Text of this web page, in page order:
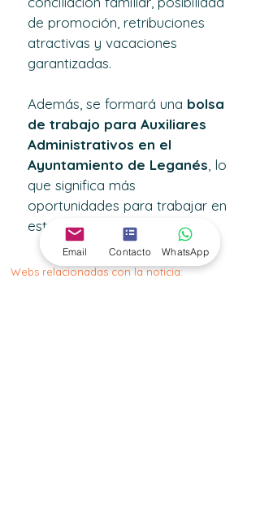
de promoción, retribuciones
atractivas y vacaciones
garantizadas.
Además, se formará una bolsa
de trabajo para Auxiliares
Administrativos en el
Ayuntamiento de Leganés , lo
que significa más
oportunidades para trabajar en
esta institución.
Webs relacionadas con la noticia:
Email Contacto WhatsApp